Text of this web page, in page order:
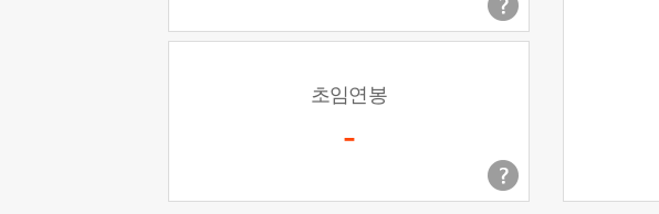
초임연봉
-